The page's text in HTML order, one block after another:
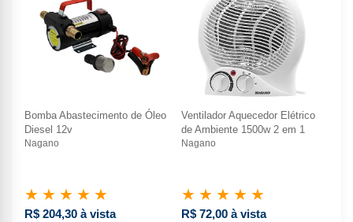
Bomba Abastecimento de Óleo
Diesel 12v
Nagano
★ ★ ★ ★ ★
R$ 204,30 à vista
Ventilador Aquecedor Elétrico
de Ambiente 1500w 2 em 1
Nagano
★ ★ ★ ★ ★
R$ 72,00 à vista